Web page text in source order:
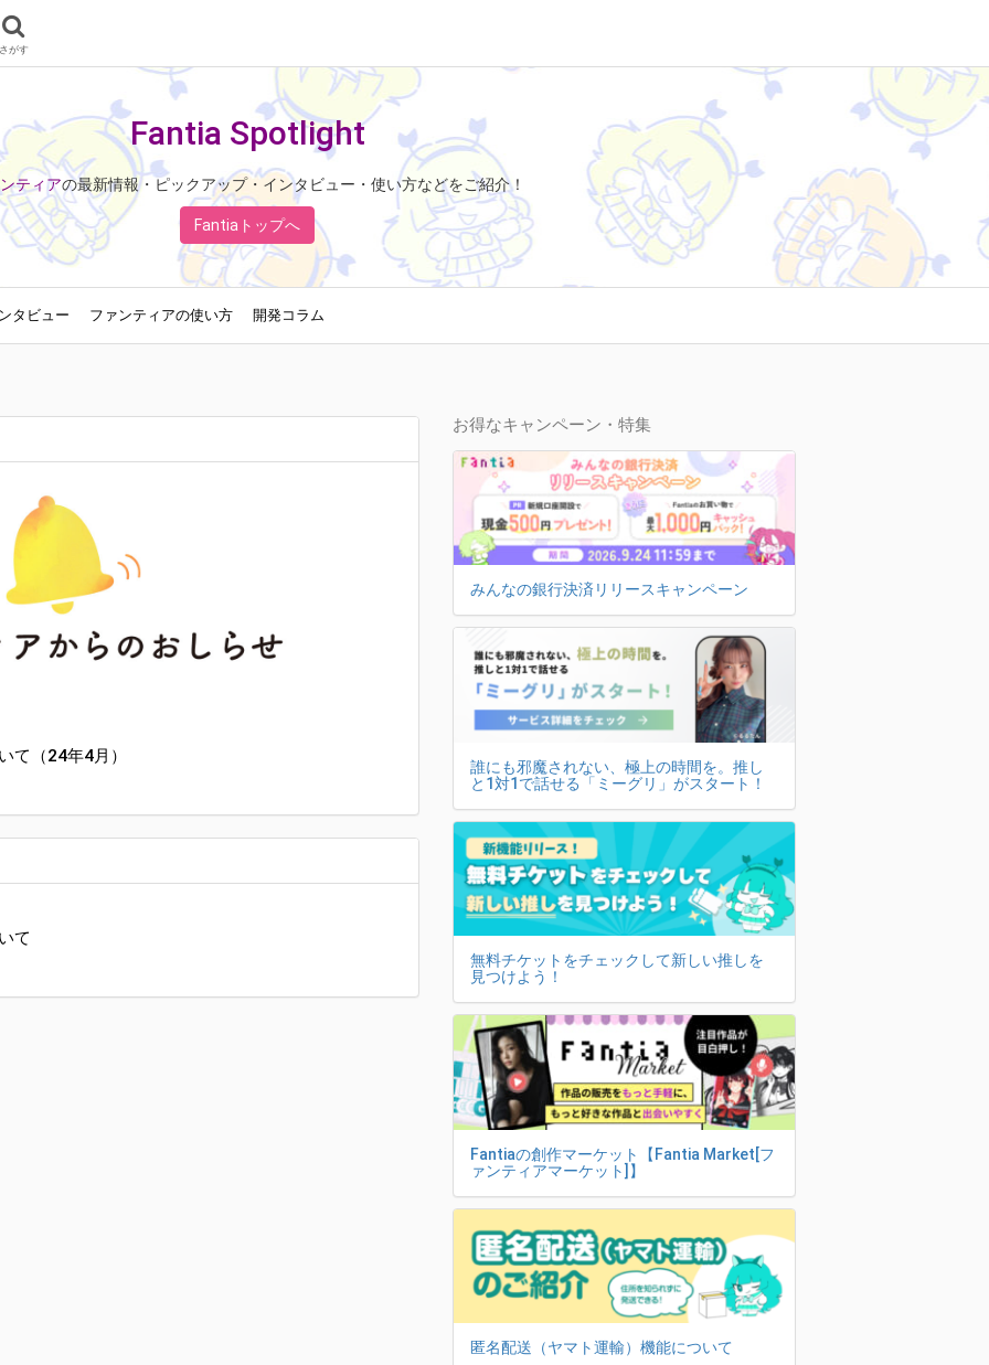
がす
Fantia Spotlight
ティアの最新情報・ピックアップ・インタビュー・使い方などをご紹介！
Fantiaトップへ
タビュー ファンティアの使い方 開発コラム
て（24年4月）
て
お得なキャンペーン・特集
みんなの銀行決済リリースキャンペーン
誰にも邪魔されない、極上の時間を。推し
と1対1で話せる「ミーグリ」がスタート！
無料チケットをチェックして新しい推しを
見つけよう！
Fantiaの創作マーケット【Fantia Market[フ
ァンティアマーケット]】
匿名配送（ヤマト運輸）機能について